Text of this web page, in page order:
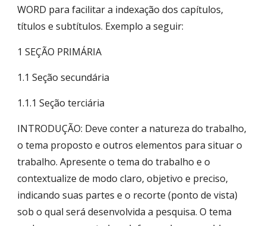
WORD para facilitar a indexação dos capítulos,
títulos e subtítulos. Exemplo a seguir:
1 SEÇÃO PRIMÁRIA
1.1 Seção secundária
1.1.1 Seção terciária
INTRODUÇÃO: Deve conter a natureza do trabalho,
o tema proposto e outros elementos para situar o
trabalho. Apresente o tema do trabalho e o
contextualize de modo claro, objetivo e preciso,
indicando suas partes e o recorte (ponto de vista)
sob o qual será desenvolvida a pesquisa. O tema